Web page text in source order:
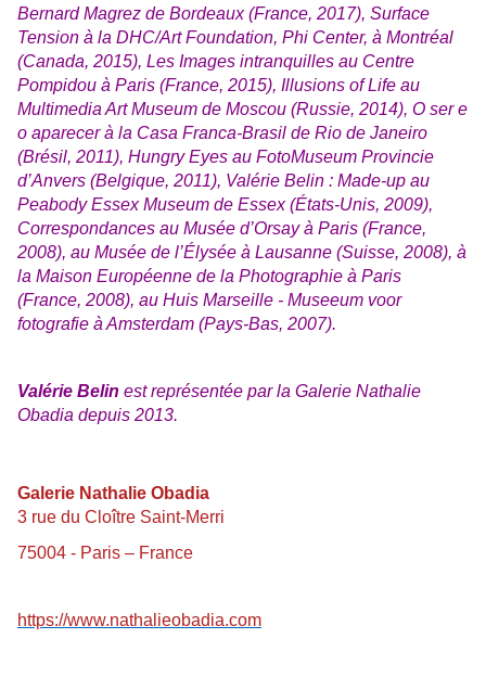
Bernard Magrez de Bordeaux (France, 2017), Surface
Tension à la DHC/Art Foundation, Phi Center, à Montréal
(Canada, 2015), Les Images intranquilles au Centre
Pompidou à Paris (France, 2015), Illusions of Life au
Multimedia Art Museum de Moscou (Russie, 2014), O ser e
o aparecer à la Casa Franca-Brasil de Rio de Janeiro
(Brésil, 2011), Hungry Eyes au FotoMuseum Provincie
d’Anvers (Belgique, 2011), Valérie Belin : Made-up au
Peabody Essex Museum de Essex (États-Unis, 2009),
Correspondances au Musée d’Orsay à Paris (France,
2008), au Musée de l’Élysée à Lausanne (Suisse, 2008), à
la Maison Européenne de la Photographie à Paris
(France, 2008), au Huis Marseille - Museeum voor
fotografie à Amsterdam (Pays-Bas, 2007).
Valérie Belin est représentée par la Galerie Nathalie
Obadia depuis 2013.
Galerie Nathalie Obadia
3 rue du Cloître Saint-Merri
75004 - Paris – France
https://www.nathalieobadia.com